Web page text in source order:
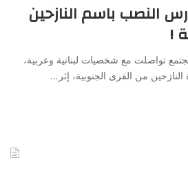
النصب باسم النازحين
!
تواصلت مع شخصيات لبنانية وعربية،
من القرى الجنوبية، إثر…